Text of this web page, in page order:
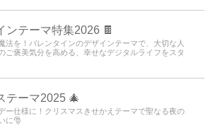
ンテーマ特集2026 🍫
法を！バレンタインのデザインテーマで、大切な人
ご褒美気分を高める、幸せなデジタルライフをスタ
テーマ2025 🎄
ー仕様に！クリスマスきせかえテーマで聖なる夜の
に🎅